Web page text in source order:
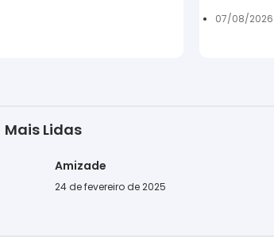
07/08/2026
Mais Lidas
Amizade
24 de fevereiro de 2025